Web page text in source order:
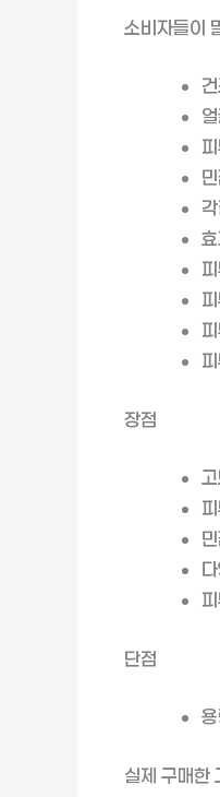
소비자들이
장점
단점
실제 구매한